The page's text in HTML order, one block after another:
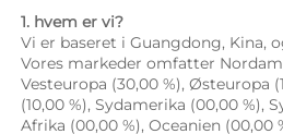
1. hvem er vi?
Vi er baseret i Guangdong, Kina,
Vores markeder omfatter
Vesteuropa (30,00 %), Østeuropa
(10,00 %), Sydamerika (00,00 %),
Afrika (00,00 %), Oceanien (00,00